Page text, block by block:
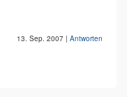
13. Sep. 2007 | Antworten